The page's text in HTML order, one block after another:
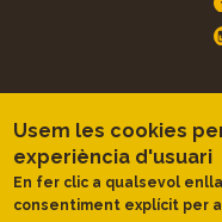
Usem les cookies
experiència d'usuari
En fer clic a qualsevol
consentiment explícit per